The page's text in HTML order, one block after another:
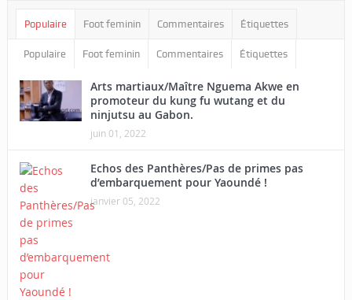
Populaire Foot feminin Commentaires Étiquettes
Populaire Foot feminin Commentaires Étiquettes
Arts martiaux/Maître Nguema Akwe en
promoteur du kung fu wutang et du
ninjutsu au Gabon.
juin 01, 2022
Echos des Panthères/Pas de primes pas
d’embarquement pour Yaoundé !
janvier 05, 2022